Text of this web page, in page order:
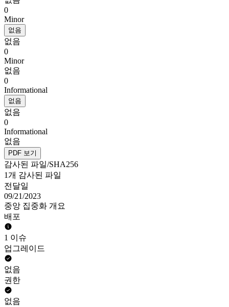
0
Minor
없음
없음
0
Minor
없음
0
Informational
없음
없음
0
Informational
없음
PDF 보기
감사된 파일/SHA256
1개 감사된 파일
전달일
09/21/2023
중앙 집중화 개요
배포
1 이슈
업그레이드
없음
권한
없음